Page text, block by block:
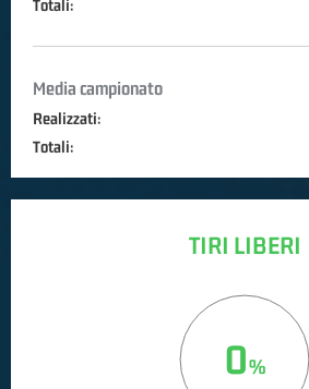
Totali:
Media campionato
Realizzati:
Totali:
TIRI LIBERI
0